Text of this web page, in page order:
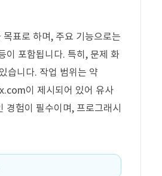
표로 하며, 주요 기능으로는
이 포함됩니다. 특히, 문제 화
습니다. 작업 범위는 약
이 제시되어 있어 유사
경험이 필수이며, 프로그래시